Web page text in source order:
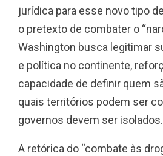
jurídica para esse novo tipo
o pretexto de combater o
Washington busca legitimar
e política no continente,
capacidade de definir quem
quais territórios podem ser
governos devem ser isolados.
A retórica do “combate às